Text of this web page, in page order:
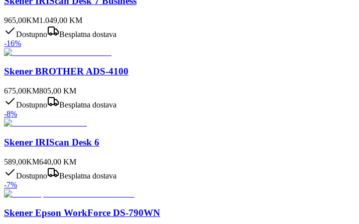
965,00KM1.049,00 KM
Dostupno
Besplatna dostava
-16%
Skener BROTHER ADS-4100
675,00KM805,00 KM
Dostupno
Besplatna dostava
-8%
Skener IRIScan Desk 6
589,00KM640,00 KM
Dostupno
Besplatna dostava
-7%
Skener Epson WorkForce DS-790WN